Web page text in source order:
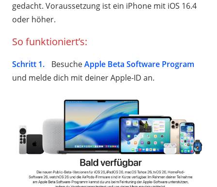
gedacht. Voraussetzung ist ein iPhone mit iOS 16.4
oder höher.
So funktioniert’s:
Schritt 1. BesucheApple Beta Software Program
und melde dich mit deiner Apple-ID an.